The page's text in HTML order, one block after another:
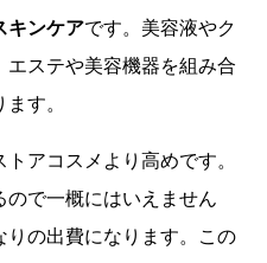
キンケアです。美容液やク
エステや美容機器を組み合
す。
アコスメより高めです。
で一概にはいえません
りの出費になります。この